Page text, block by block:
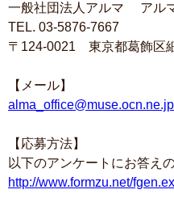
一般社団法人アルマ アル
TEL. 03-5876-7667
〒124-0021 東京都葛飾区
【メール】
alma_office@muse.ocn.ne.jp
【応募方法】
以下のアンケートにお答え
http://www.formzu.net/